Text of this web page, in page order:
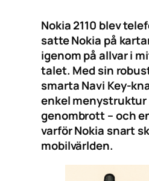
Nokia 2110 blev
satte Nokia på
igenom på allvar i
talet. Med sin
smarta Navi Key-
enkel
genombrott – och
varför Nokia snart
mobilvärlden.